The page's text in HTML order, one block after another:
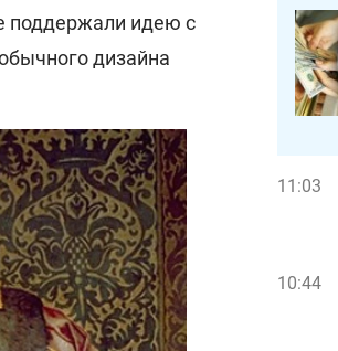
поддержали идею с
дизайна
11:03
10:44